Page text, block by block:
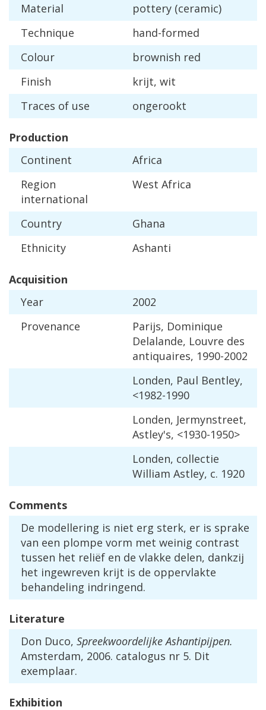
Material
pottery (ceramic)
Technique
hand-formed
Colour
brownish red
Finish
krijt, wit
Traces of use ongerookt
Production
Continent
Africa
Region
international
West Africa
Country
Ghana
Ethnicity
Ashanti
Acquisition
Year
2002
Provenance
Parijs, Dominique
Delalande, Louvre des
antiquaires, 1990-2002
Londen, Paul Bentley,
<1982-1990
Londen, Jermynstreet,
Astley's, <1930-1950>
Londen, collectie
William Astley, c. 1920
Comments
De modellering is niet erg sterk, er is sprake
van een plompe vorm met weinig contrast
tussen het reliëf en de vlakke delen, dankzij
het ingewreven krijt is de oppervlakte
behandeling indringend.
Literature
Don Duco, Spreekwoordelijke Ashantipijpen.
Amsterdam, 2006. catalogus nr 5. Dit
exemplaar.
Exhibition